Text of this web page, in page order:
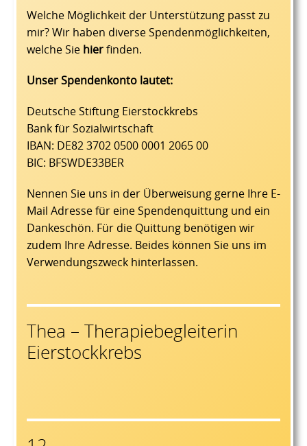
Welche Möglichkeit der Unterstützung passt zu
mir? Wir haben diverse Spendenmöglichkeiten,
welche Sie hierfinden.
Unser Spendenkonto lautet:
Deutsche Stiftung Eierstockkrebs
Bank für Sozialwirtschaft
IBAN: DE82 3702 0500 0001 2065 00
BIC: BFSWDE33BER
Nennen Sie uns in der Überweisung gerne Ihre E-
Mail Adresse für eine Spendenquittung und ein
Dankeschön. Für die Quittung benötigen wir
zudem Ihre Adresse. Beides können Sie uns im
Verwendungszweck hinterlassen.
Thea – Therapiebegleiterin
Eierstockkrebs